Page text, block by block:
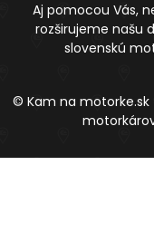
Aj pomocou Vás,
rozširujeme našu
slovenskú
© Kam na